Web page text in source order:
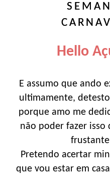
Hello
E assumo que ando
ultimamente,
porque amo me
não poder fazer
Pretendo acertar
que vou estar em